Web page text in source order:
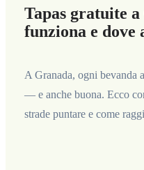
Tapas gratuite
funziona e dove
A Granada, ogni bevanda
— e anche buona. Ecco
strade puntare e come